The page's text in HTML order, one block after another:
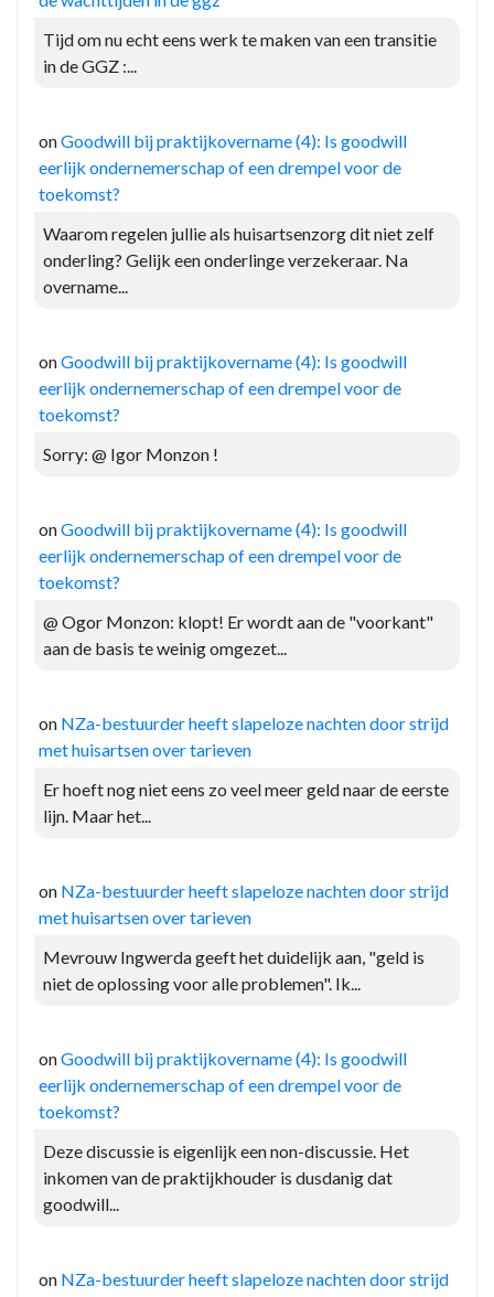
Tijd om nu echt eens werk te maken van een transitie
in de GGZ :...
onGoodwill bij praktijkovername (4): Is goodwill
eerlijk ondernemerschap of een drempel voor de
toekomst?
Waarom regelen jullie als huisartsenzorg dit niet zelf
onderling? Gelijk een onderlinge verzekeraar. Na
overname...
onGoodwill bij praktijkovername (4): Is goodwill
eerlijk ondernemerschap of een drempel voor de
toekomst?
Sorry: @ Igor Monzon !
onGoodwill bij praktijkovername (4): Is goodwill
eerlijk ondernemerschap of een drempel voor de
toekomst?
@ Ogor Monzon: klopt! Er wordt aan de "voorkant"
aan de basis te weinig omgezet...
on NZa-bestuurder heeft slapeloze nachten door strijd
met huisartsen over tarieven
Er hoeft nog niet eens zo veel meer geld naar de eerste
lijn. Maar het...
on NZa-bestuurder heeft slapeloze nachten door strijd
met huisartsen over tarieven
Mevrouw Ingwerda geeft het duidelijk aan, "geld is
niet de oplossing voor alle problemen". Ik...
onGoodwill bij praktijkovername (4): Is goodwill
eerlijk ondernemerschap of een drempel voor de
toekomst?
Deze discussie is eigenlijk een non-discussie. Het
inkomen van de praktijkhouder is dusdanig dat
goodwill...
on NZa-bestuurder heeft slapeloze nachten door strijd